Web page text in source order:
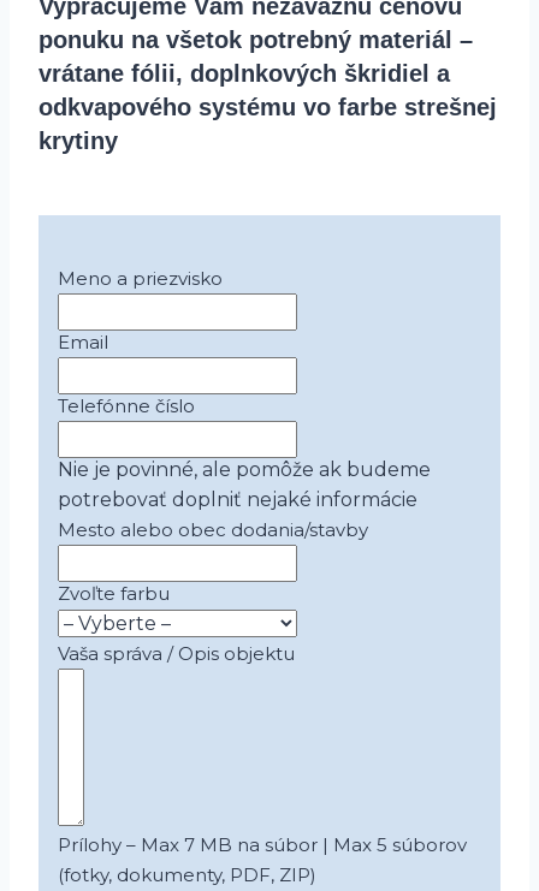
Vypracujeme Vám nezáväznú cenovú
ponuku na všetok potrebný materiál –
vrátane fólii, doplnkových škridiel a
odkvapového systému vo farbe strešnej
krytiny
Meno a priezvisko
Email
Telefónne číslo
Nie je povinné, ale pomôže ak budeme
potrebovať doplniť nejaké informácie
Mesto alebo obec dodania/stavby
Zvoľte farbu
Vaša správa / Opis objektu
Prílohy – Max 7 MB na súbor | Max 5 súborov
(fotky, dokumenty, PDF, ZIP)